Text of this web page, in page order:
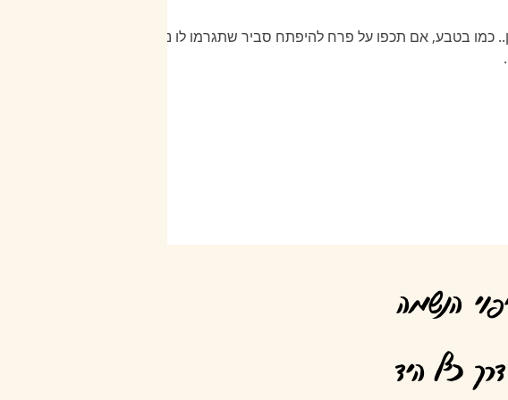
הנכון.. כמו בטבע, אם תכפו על פרח להיפתח סביר שתגרמו לו נזק -
הנשמה
כף היד